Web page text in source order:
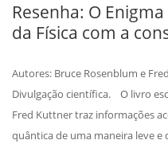
Resenha: O
da Física com a
Autores: Bruce Rosenblum e
Divulgação científica. O livro
Fred Kuttner traz informações
quântica de uma maneira leve e